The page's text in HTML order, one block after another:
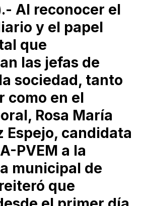
Al reconocer el
y el papel
que
las jefas de
sociedad, tanto
como en el
Rosa María
Espejo, candidata
PVEM a la
municipal de
que